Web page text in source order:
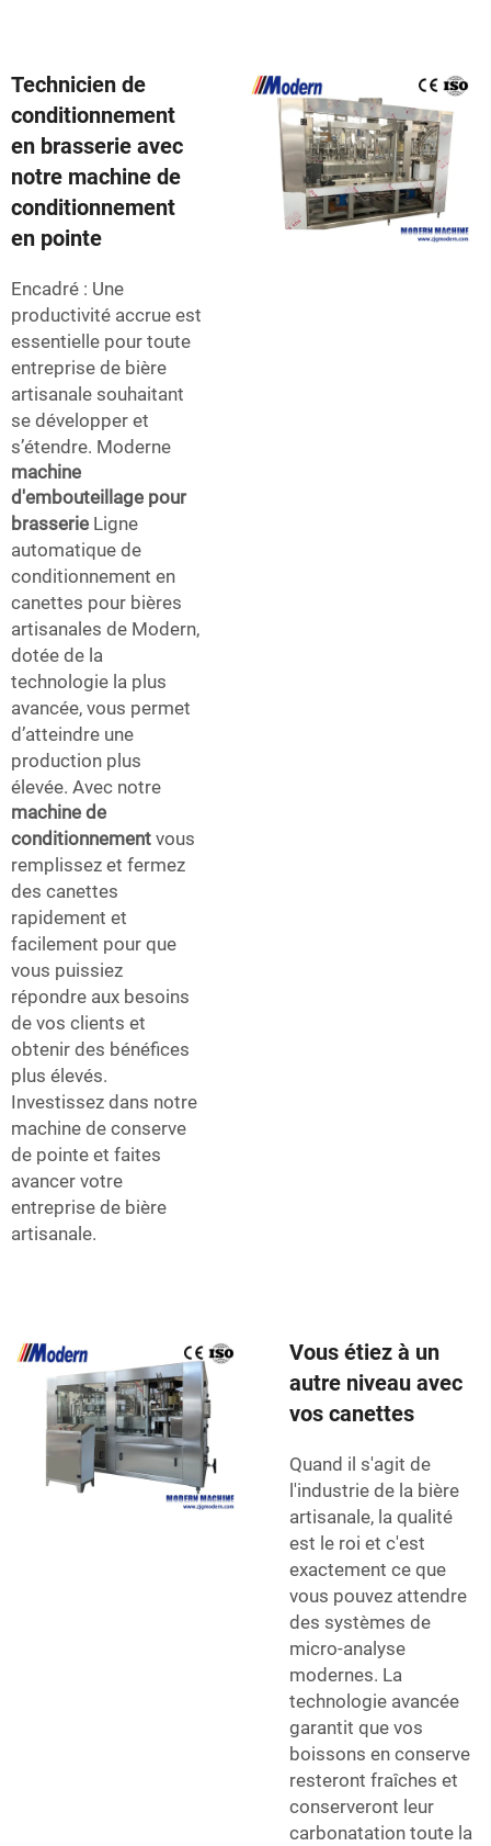
Technicien de
conditionnement
en brasserie avec
notre machine de
conditionnement
en pointe
Encadré : Une
productivité accrue est
essentielle pour toute
entreprise de bière
artisanale souhaitant
se développer et
s’étendre. Moderne
machine
d'embouteillage pour
brasserie Ligne
automatique de
conditionnement en
canettes pour bières
artisanales de Modern,
dotée de la
technologie la plus
avancée, vous permet
d’atteindre une
production plus
élevée. Avec notre
machine de
conditionnement vous
remplissez et fermez
des canettes
rapidement et
facilement pour que
vous puissiez
répondre aux besoins
de vos clients et
obtenir des bénéfices
plus élevés.
Investissez dans notre
machine de conserve
de pointe et faites
avancer votre
entreprise de bière
artisanale.
Vous étiez à un
autre niveau avec
vos canettes
Quand il s'agit de
l'industrie de la bière
artisanale, la qualité
est le roi et c'est
exactement ce que
vous pouvez attendre
des systèmes de
micro-analyse
modernes. La
technologie avancée
garantit que vos
boissons en conserve
resteront fraîches et
conserveront leur
carbonatation toute la